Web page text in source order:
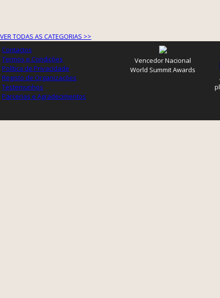
VER TODAS AS CATEGORIAS >>
Contactos
Termos e Condições
Política de Privacidade
Registo de Organizações
Testemunhos
Parcerias e Agradecimentos
Vencedor Nacional
World Summit Awards